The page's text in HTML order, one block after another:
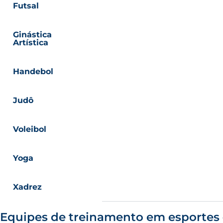
Futsal
Ginástica
Artística
Handebol
Judô
Voleibol
Yoga
Xadrez
Equipes de treinamento em esportes